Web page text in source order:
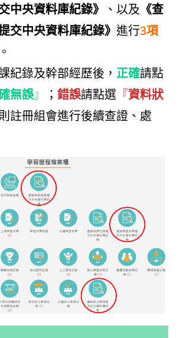
中央資料庫紀錄》
、以及 《查
交中央資料庫紀錄》 進行3項
紀錄及幹部經歷後， 正確請點
無誤』 ； 錯誤請點選 『資料狀
註冊組會進行後續查證、處